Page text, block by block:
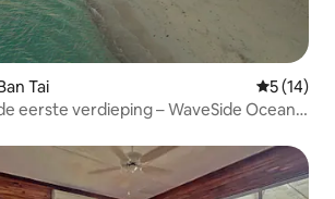
Tai
5 (14)
eerste verdieping – WaveSide Ocean